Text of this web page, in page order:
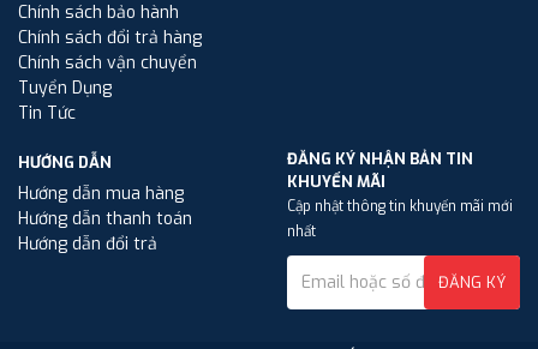
Chính sách bảo hành
Chính sách đổi trả hàng
Chính sách vận chuyển
Tuyển Dụng
Tin Tức
HƯỚNG DẪN
Hướng dẫn mua hàng
Hướng dẫn thanh toán
Hướng dẫn đổi trả
ĐĂNG KÝ NHẬN BẢN TIN
KHUYẾN MÃI
Cập nhật thông tin khuyến mãi mới
nhất
ĐĂNG KÝ